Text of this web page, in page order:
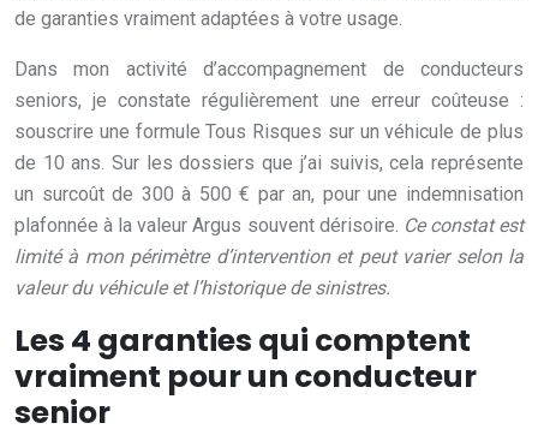
de garanties vraiment adaptées à votre usage.
Dans mon activité d’accompagnement de conducteurs
seniors, je constate régulièrement une erreur coûteuse :
souscrire une formule Tous Risques sur un véhicule de plus
de 10 ans. Sur les dossiers que j’ai suivis, cela représente
un surcoût de 300 à 500 € par an, pour une indemnisation
plafonnée à la valeur Argus souvent dérisoire. Ce constat est
limité à mon périmètre d’intervention et peut varier selon la
valeur du véhicule et l’historique de sinistres.
Les 4 garanties qui comptent
vraiment pour un conducteur
senior